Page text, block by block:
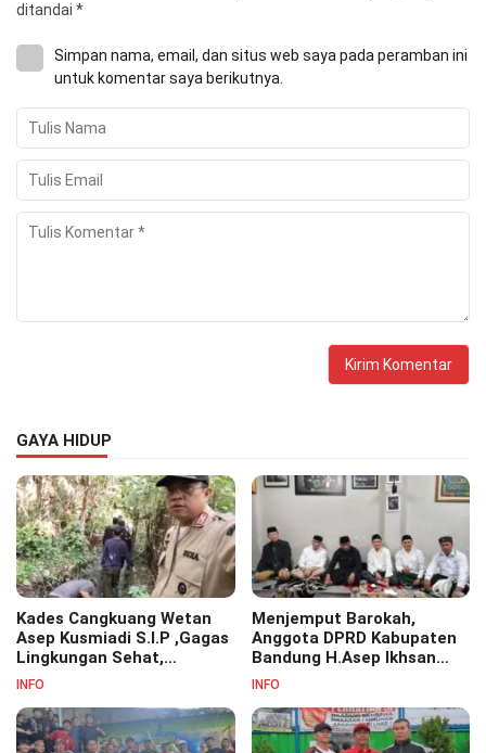
ditandai *
Simpan nama, email, dan situs web saya pada peramban ini
untuk komentar saya berikutnya.
GAYA HIDUP
Kades Cangkuang Wetan
Asep Kusmiadi S.I.P ,Gagas
Lingkungan Sehat,
Bersihkan Saluran Air di RW
INFO
Menjemput Barokah,
Anggota DPRD Kabupaten
Bandung H.Asep Ikhsan
S.Pd.M.M Hadiri Haul Akbar
Pesantren Cipasung.
INFO